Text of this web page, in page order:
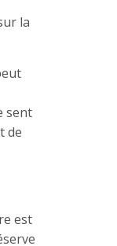
la
sent
de
est